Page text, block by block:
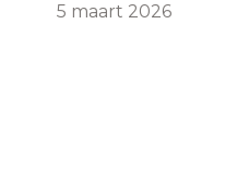
5 maart 2026